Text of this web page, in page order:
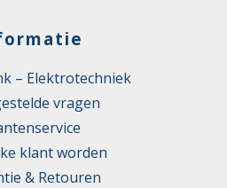
– Elektrotechniek
vragen
klant worden
& Retouren